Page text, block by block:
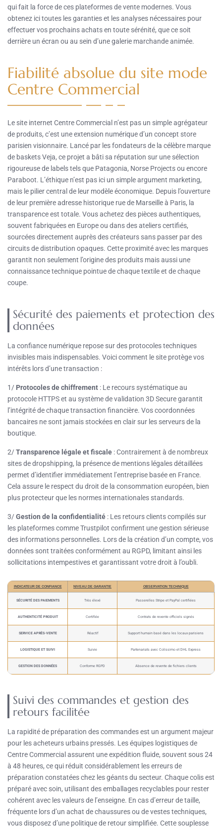
qui fait la force de ces plateformes de vente modernes. Vous
obtenez ici toutes les garanties et les analyses nécessaires pour
effectuer vos prochains achats en toute sérénité, que ce soit
derrière un écran ou au sein d’une galerie marchande animée.
Fiabilité absolue du site mode
Centre Commercial
Le site internet Centre Commercial n’est pas un simple agrégateur
de produits, c’est une extension numérique d’un concept store
parisien visionnaire. Lancé par les fondateurs de la célèbre marque
de baskets Veja, ce projet a bâti sa réputation sur une sélection
rigoureuse de labels tels que Patagonia, Norse Projects ou encore
Paraboot. L’éthique n’est pas ici un simple argument marketing,
mais le pilier central de leur modèle économique. Depuis l’ouverture
de leur première adresse historique rue de Marseille à Paris, la
transparence est totale. Vous achetez des pièces authentiques,
souvent fabriquées en Europe ou dans des ateliers certifiés,
sourcées directement auprès des créateurs sans passer par des
circuits de distribution opaques. Cette proximité avec les marques
garantit non seulement l’origine des produits mais aussi une
connaissance technique pointue de chaque textile et de chaque
coupe.
Sécurité des paiements et protection des
données
La confiance numérique repose sur des protocoles techniques
invisibles mais indispensables. Voici comment le site protège vos
intérêts lors d’une transaction :
1/ Protocoles de chiffrement : Le recours systématique au
protocole HTTPS et au système de validation 3D Secure garantit
l’intégrité de chaque transaction financière. Vos coordonnées
bancaires ne sont jamais stockées en clair sur les serveurs de la
boutique.
2/Transparence légale et fiscale : Contrairement à de nombreux
sites de dropshipping, la présence de mentions légales détaillées
permet d’identifier immédiatement l’entreprise basée en France.
Cela assure le respect du droit de la consommation européen, bien
plus protecteur que les normes internationales standards.
3/Gestion de la confidentialité : Les retours clients compilés sur
les plateformes comme Trustpilot confirment une gestion sérieuse
des informations personnelles. Lors de la création d’un compte, vos
données sont traitées conformément au RGPD, limitant ainsi les
sollicitations intempestives et garantissant votre droit à l’oubli.
INDICATEUR DE CONFIANCE NIVEAU DE GARANTIE OBSERVATION TECHNIQUE
SÉCURITÉ DES PAIEMENTS Très élevé Passerelles Stripe et PayPal certifiées
AUTHENTICITÉ PRODUIT Certifiée Contrats de revente officiels signés
SERVICE APRÈS-VENTE Réactif Support humain basé dans les locaux parisiens
LOGISTIQUE ET SUIVI Suivie Partenariats avec Colissimo et DHL Express
GESTION DES DONNÉES Conforme RGPD Absence de revente de fichiers clients
Suivi des commandes et gestion des
retours facilitée
La rapidité de préparation des commandes est un argument majeur
pour les acheteurs urbains pressés. Les équipes logistiques de
Centre Commercial assurent une expédition fluide, souvent sous 24
à 48 heures, ce qui réduit considérablement les erreurs de
préparation constatées chez les géants du secteur. Chaque colis est
préparé avec soin, utilisant des emballages recyclables pour rester
cohérent avec les valeurs de l’enseigne. En cas d’erreur de taille,
fréquente lors d’un achat de chaussures ou de vestes techniques,
vous disposez d’une politique de retour simplifiée. Cette souplesse